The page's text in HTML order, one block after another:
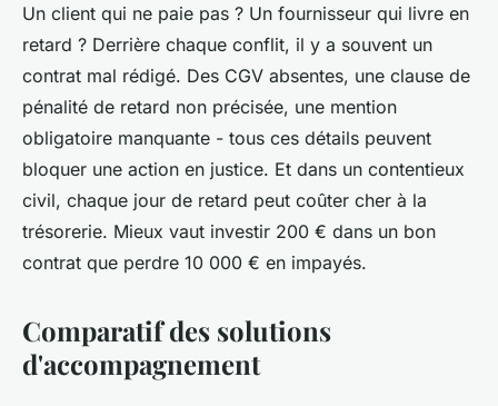
Un client qui ne paie pas ? Un fournisseur qui livre en
retard ? Derrière chaque conflit, il y a souvent un
contrat mal rédigé. Des CGV absentes, une clause de
pénalité de retard non précisée, une mention
obligatoire manquante - tous ces détails peuvent
bloquer une action en justice. Et dans un contentieux
civil, chaque jour de retard peut coûter cher à la
trésorerie. Mieux vaut investir 200 € dans un bon
contrat que perdre 10 000 € en impayés.
Comparatif des solutions
d'accompagnement